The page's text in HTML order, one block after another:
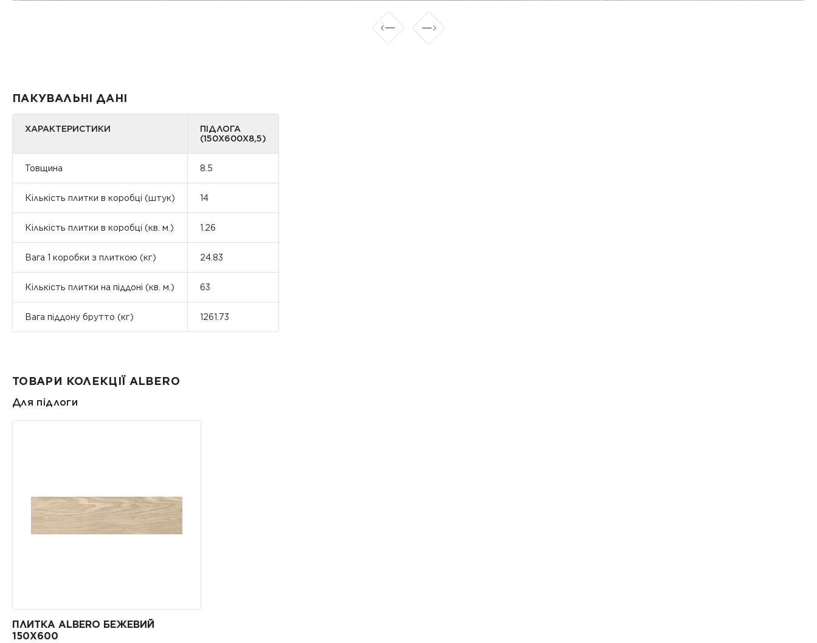
ПАКУВАЛЬНІ ДАНІ
ХАРАКТЕРИСТИКИ
ПІДЛОГА
(150Х600Х8,5)
Товщина 8.5
Кількість плитки в коробці (штук) 14
Кількість плитки в коробці (кв. м.) 1.26
Вага 1 коробки з плиткою (кг) 24.83
Кількість плитки на піддоні (кв. м.) 63
Вага піддону брутто (кг) 1261.73
ТОВАРИ КОЛЕКЦІЇ ALBERO
Для підлоги
ПЛИТКА ALBERO БЕЖЕВИЙ
150Х600